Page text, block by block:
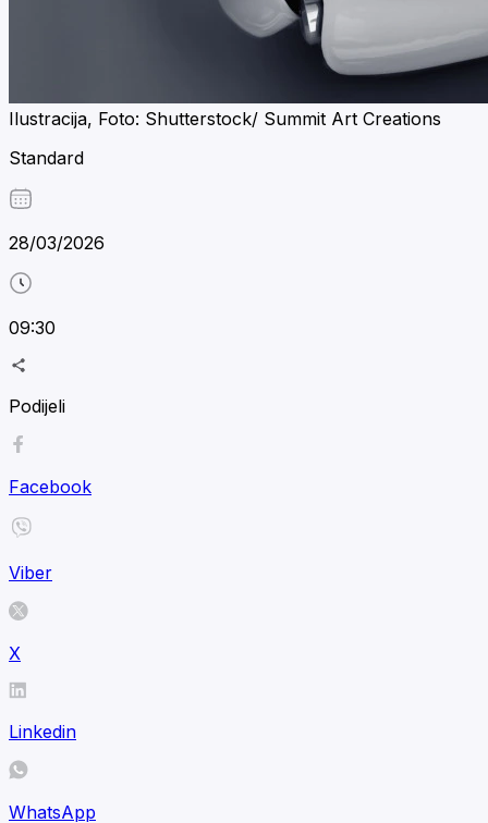
Ilustracija, Foto: Shutterstock/ Summit Art Creations
Standard
28/03/2026
09:30
Podijeli
Facebook
Viber
X
Linkedin
WhatsApp